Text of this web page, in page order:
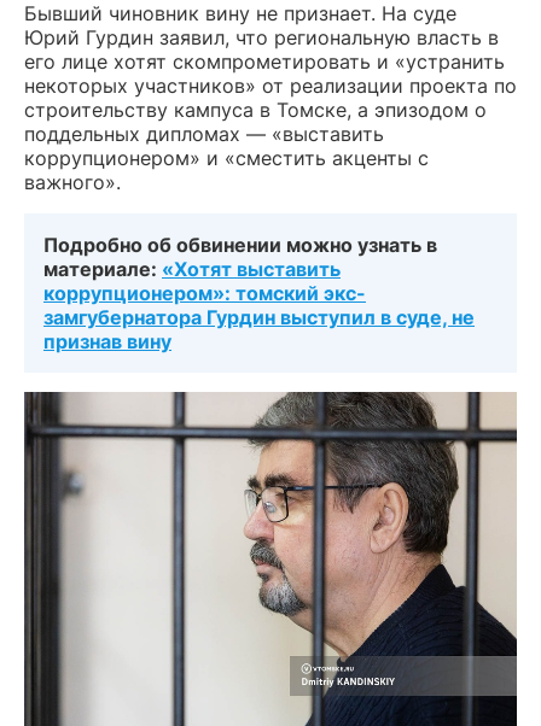
Бывший чиновник вину не признает. На суде
Юрий Гурдин заявил, что региональную власть в
его лице хотят скомпрометировать и «устранить
некоторых участников» от реализации проекта по
строительству кампуса в Томске, а эпизодом о
поддельных дипломах — «выставить
коррупционером» и «сместить акценты с
важного».
Подробно об обвинении можно узнать в
материале: «Хотят выставить
коррупционером»: томский экс-
замгубернатора Гурдин выступил в суде, не
признав вину